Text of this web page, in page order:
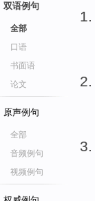
双语例句
全部
口语
书面语
论文
原声例句
全部
音频例句
视频例句